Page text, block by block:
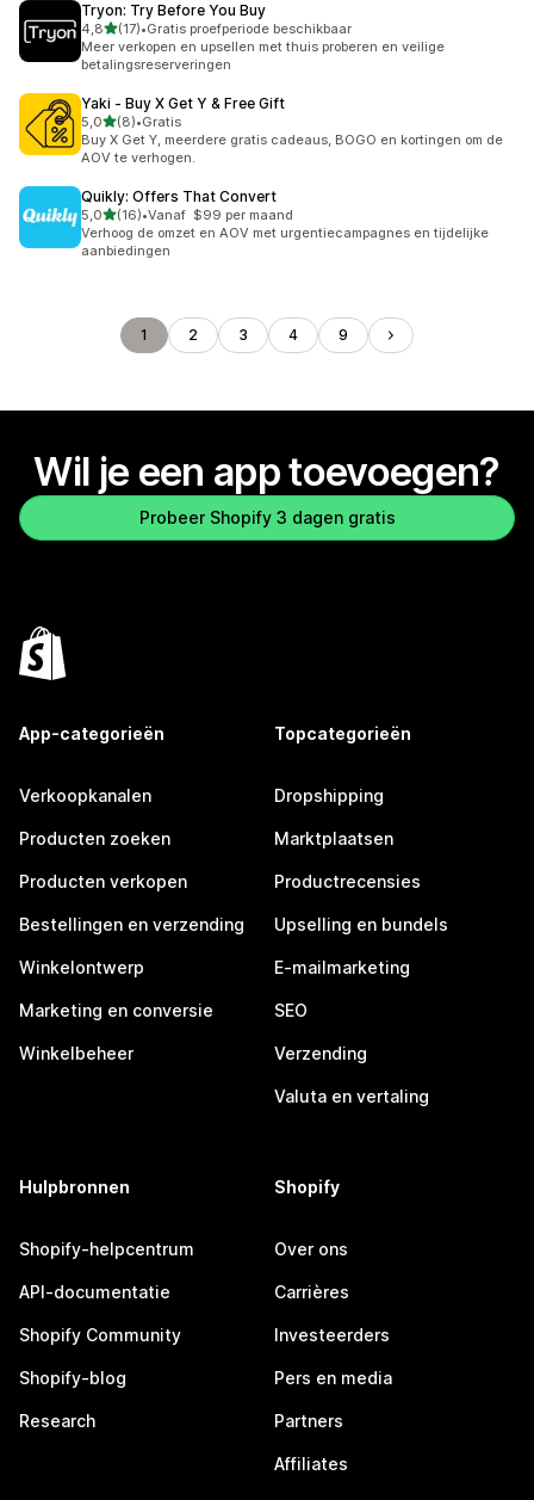
Tryon: Try Before You Buy
4,8van 5 sterren
(17)
17 recensies in totaal
•Gratis proefperiode beschikbaar
Meer verkopen en upsellen met thuis proberen en veilige
betalingsreserveringen
Yaki ‑ Buy X Get Y & Free Gift
5,0van 5 sterren
(8)
8 recensies in totaal
•Gratis
Buy X Get Y, meerdere gratis cadeaus, BOGO en kortingen om de
AOV te verhogen.
Quikly: Offers That Convert
5,0van 5 sterren
(16)
16 recensies in totaal
•Vanaf $99 per maand
Verhoog de omzet en AOV met urgentiecampagnes en tijdelijke
aanbiedingen
1 2 3 4 9
Wil je een app toevoegen?
Probeer Shopify 3 dagen gratis
App-categorieën
Verkoopkanalen
Producten zoeken
Producten verkopen
Bestellingen en verzending
Winkelontwerp
Marketing en conversie
Winkelbeheer
Topcategorieën
Dropshipping
Marktplaatsen
Productrecensies
Upselling en bundels
E-mailmarketing
SEO
Verzending
Valuta en vertaling
Hulpbronnen
Shopify-helpcentrum
API-documentatie
Shopify Community
Shopify-blog
Research
Shopify
Over ons
Carrières
Investeerders
Pers en media
Partners
Affiliates